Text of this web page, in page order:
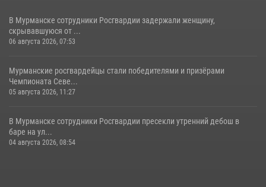
В Мурманске сотрудники Росгвардии задержали женщину,
скрывавшуюся от ...
06 августа 2026, 07:53
Мурманские росгвардейцы стали победителями и призёрами
Чемпионата Севе...
05 августа 2026, 11:27
В Мурманске сотрудники Росгвардии пресекли утренний дебош в
баре на ул...
04 августа 2026, 08:54